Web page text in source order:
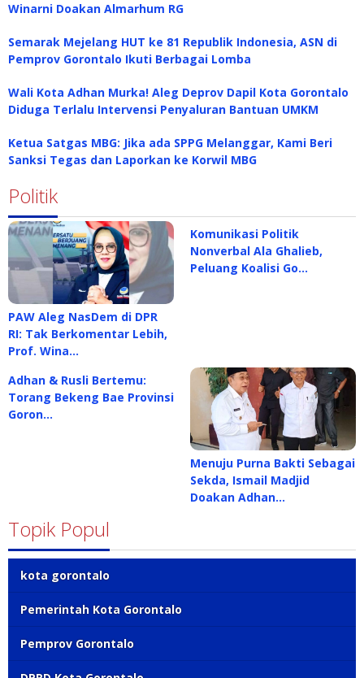
Winarni Doakan Almarhum RG
Semarak Mejelang HUT ke 81 Republik Indonesia, ASN di
Pemprov Gorontalo Ikuti Berbagai Lomba
Wali Kota Adhan Murka! Aleg Deprov Dapil Kota Gorontalo
Diduga Terlalu Intervensi Penyaluran Bantuan UMKM
Ketua Satgas MBG: Jika ada SPPG Melanggar, Kami Beri
Sanksi Tegas dan Laporkan ke Korwil MBG
Politik
PAW Aleg NasDem di DPR
RI: Tak Berkomentar Lebih,
Prof. Wina…
Komunikasi Politik
Nonverbal Ala Ghalieb,
Peluang Koalisi Go…
Adhan & Rusli Bertemu:
Torang Bekeng Bae Provinsi
Goron…
Menuju Purna Bakti Sebagai
Sekda, Ismail Madjid
Doakan Adhan…
Topik Popul
kota gorontalo
Pemerintah Kota Gorontalo
Pemprov Gorontalo